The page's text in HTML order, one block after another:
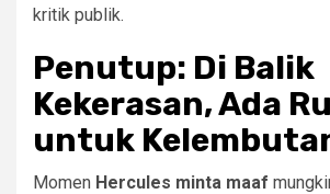
kritik publik.
Penutup: Di Balik
Kekerasan, Ada
untuk
Momen Hercules minta maaf